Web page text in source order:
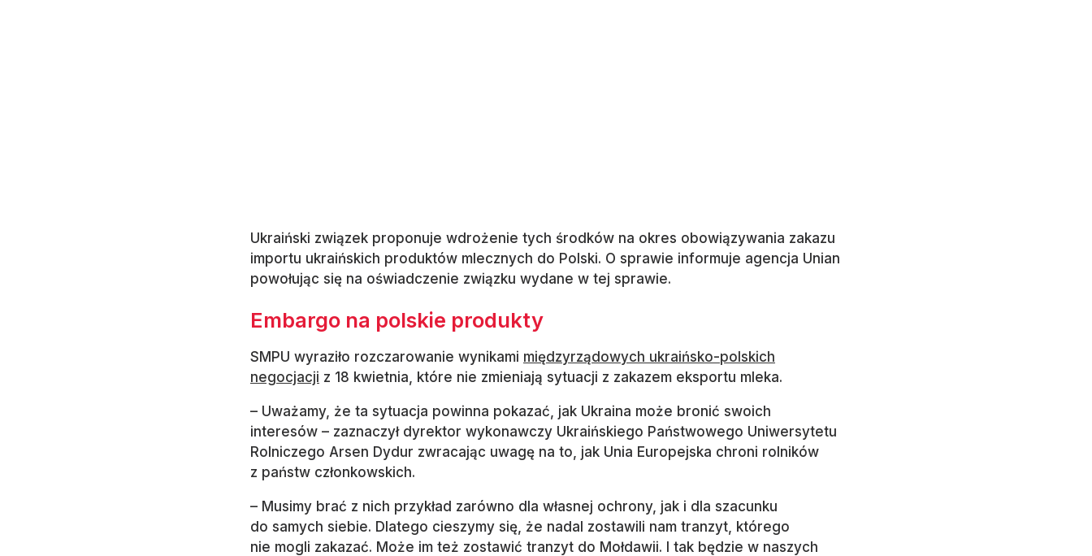
Ukraiński związek proponuje wdrożenie tych środków na okres obowiązywania zakazu
importu ukraińskich produktów mlecznych do Polski. O sprawie informuje agencja Unian
powołując się na oświadczenie związku wydane w tej sprawie.
Embargo na polskie produkty
SMPU wyraziło rozczarowanie wynikami międzyrządowych ukraińsko-polskich
negocjacji z 18 kwietnia, które nie zmieniają sytuacji z zakazem eksportu mleka.
– Uważamy, że ta sytuacja powinna pokazać, jak Ukraina może bronić swoich
interesów – zaznaczył dyrektor wykonawczy Ukraińskiego Państwowego Uniwersytetu
Rolniczego Arsen Dydur zwracając uwagę na to, jak Unia Europejska chroni rolników
z państw członkowskich.
– Musimy brać z nich przykład zarówno dla własnej ochrony, jak i dla szacunku
do samych siebie. Dlatego cieszymy się, że nadal zostawili nam tranzyt, którego
nie mogli zakazać. Może im też zostawić tranzyt do Mołdawii. I tak będzie w naszych